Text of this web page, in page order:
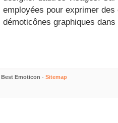
employées pour exprimer
démoticônes graphiques
Best Emoticon - Sitemap